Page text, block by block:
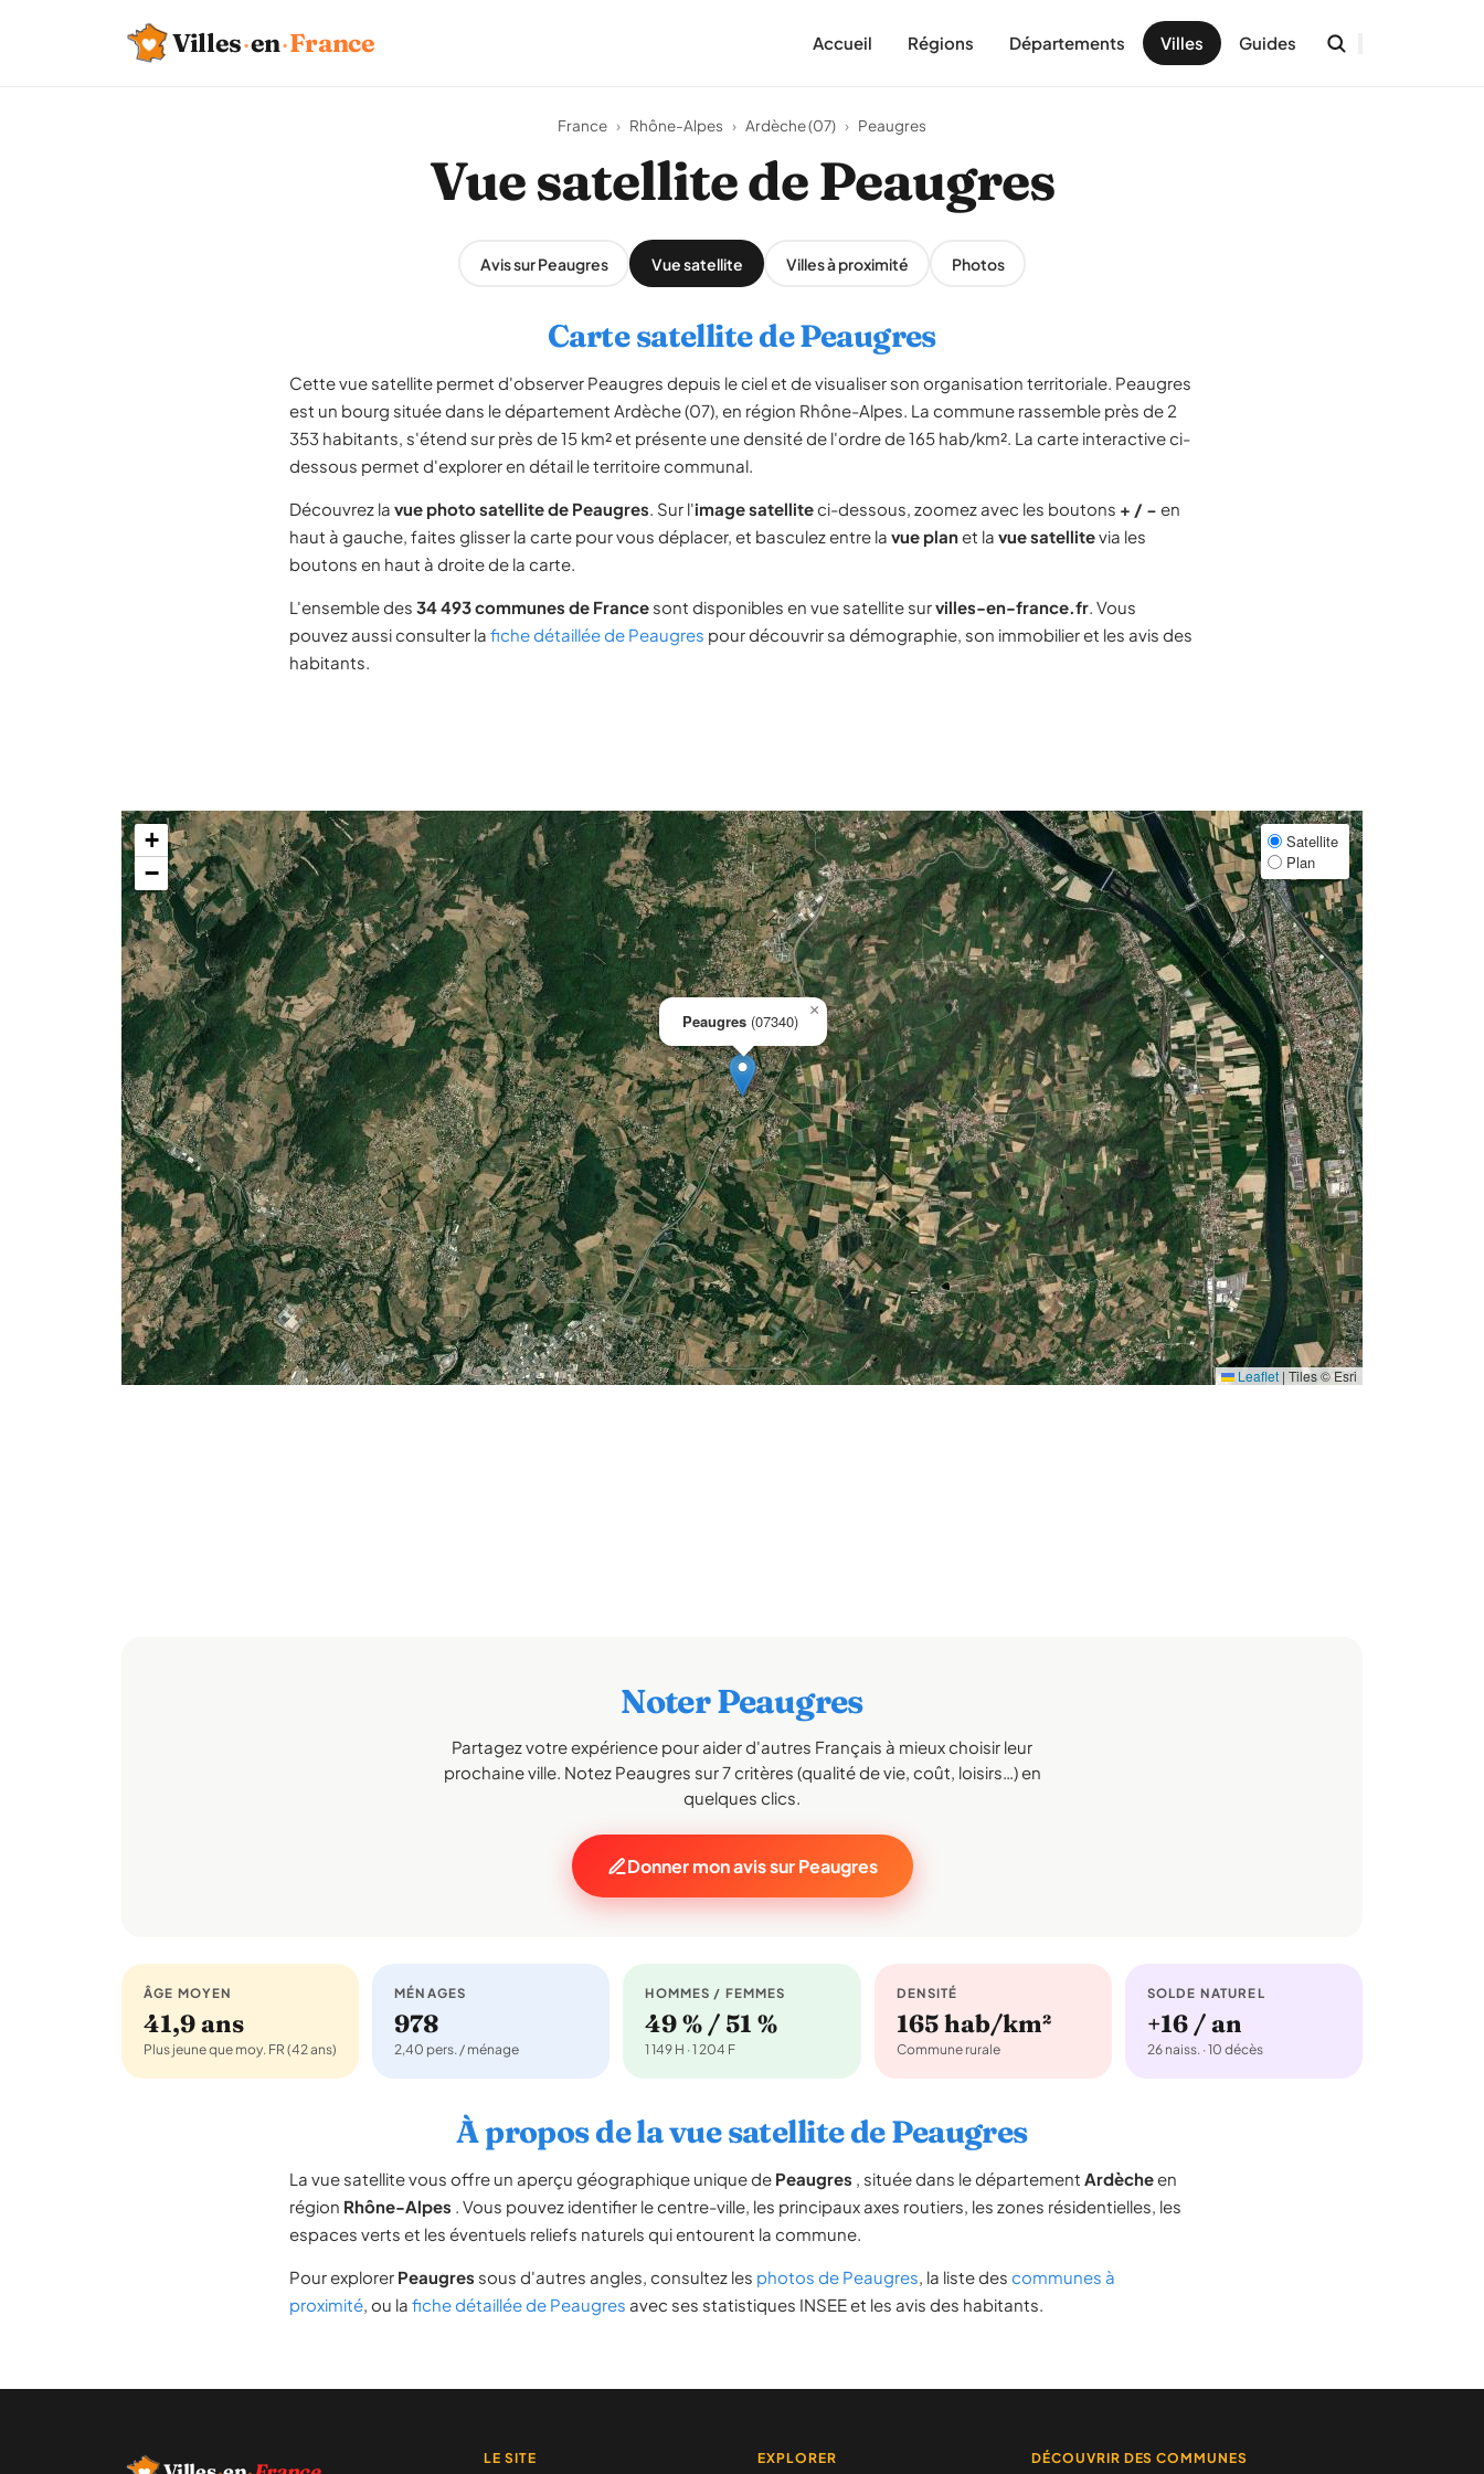
Villes·en·France Accueil Régions Départements Villes Guides
France › Rhône-Alpes › Ardèche (07) › Peaugres
Vue satellite de Peaugres
Avis sur Peaugres Vue satellite Villes à proximité Photos
Carte satellite de Peaugres
Cette vue satellite permet d'observer Peaugres depuis le ciel et de visualiser son organisation territoriale. Peaugres
est un bourg située dans le département Ardèche (07), en région Rhône-Alpes. La commune rassemble près de 2
353 habitants, s'étend sur près de 15 km² et présente une densité de l'ordre de 165 hab/km². La carte interactive ci-
dessous permet d'explorer en détail le territoire communal.
Découvrez la vue photo satellite de Peaugres. Sur l'image satelliteci-dessous, zoomez avec les boutons + / − en
haut à gauche, faites glisser la carte pour vous déplacer, et basculez entre la vue planet la vue satellitevia les
boutons en haut à droite de la carte.
L'ensemble des 34 493 communes de France sont disponibles en vue satellite survilles-en-france.fr. Vous
pouvez aussi consulter la fiche détaillée de Peaugres pour découvrir sa démographie, son immobilier et les avis des
habitants.
Peaugres (07340)
×
+
−
Satellite
Plan
Leaflet | Tiles © Esri
Noter Peaugres
Partagez votre expérience pour aider d'autres Français à mieux choisir leur
prochaine ville. Notez Peaugres sur 7 critères (qualité de vie, coût, loisirs…) en
quelques clics.
Donner mon avis sur Peaugres
ÂGE MOYEN
41,9 ans
Plus jeune que moy. FR (42 ans)
MÉNAGES
978
2,40 pers. / ménage
HOMMES / FEMMES
49 % / 51 %
1 149 H · 1 204 F
DENSITÉ
165 hab/km²
Commune rurale
SOLDE NATUREL
+16 / an
26 naiss. · 10 décès
À propos de la vue satellite de Peaugres
La vue satellite vous offre un aperçu géographique unique de Peaugres , située dans le département Ardècheen
région Rhône-Alpes . Vous pouvez identifier le centre-ville, les principaux axes routiers, les zones résidentielles, les
espaces verts et les éventuels reliefs naturels qui entourent la commune.
Pour explorer Peaugres sous d'autres angles, consultez les photos de Peaugres, la liste des communes à
proximité, ou la fiche détaillée de Peaugres avec ses statistiques INSEE et les avis des habitants.
LE SITE EXPLORER DÉCOUVRIR DES COMMUNES